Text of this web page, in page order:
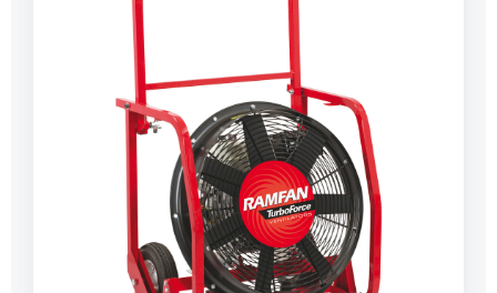
AMCANeigungswinkelverstellungDaten:Rotor Ø:
40 cmLuftleistung nach AMCA: 21.940
m³/hLaufzeit: 126 minGeräusch (1 m): 96,2
dBMotor: Honda GX160 Motorleistung: 3,5/4,8
kW/PSNeigungswinkel: 0-18° verstellbar
Abmessung H x B x T: 560 x 510 x 510 mmGewicht: